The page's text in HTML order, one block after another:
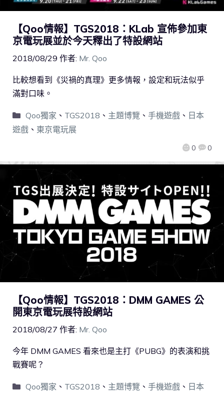
【Qoo情報】TGS2018：KLab 宣佈參加東
京電玩展並於今天釋出了特設網站
2018/08/29 作者: Mr. Qoo
0 0
比較想看到《災禍的真理》更多情報，設定和玩法似乎
滿對口味。
Qoo獨家 、 TGS2018 、 主題博覽 、 手機遊戲、 日本
遊戲 、 東京電玩展
【Qoo情報】TGS2018：DMM GAMES 公
開東京電玩展特設網站
2018/08/27 作者: Mr. Qoo
今年 DMM GAMES 看來也是主打《PUBG》的表演和挑
戰賽呢？
Qoo獨家 、 TGS2018 、 主題博覽 、 手機遊戲、 日本